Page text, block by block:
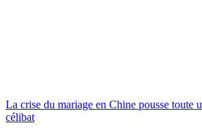
La crise du mariage en Chine pousse toute
célibat